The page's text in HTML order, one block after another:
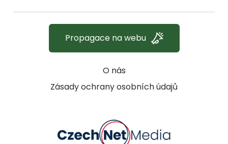
O nás
Zásady ochrany osobních údajů
Propagace na webu